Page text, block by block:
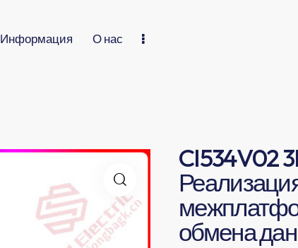
Информация О нас
CI534V02
обмена